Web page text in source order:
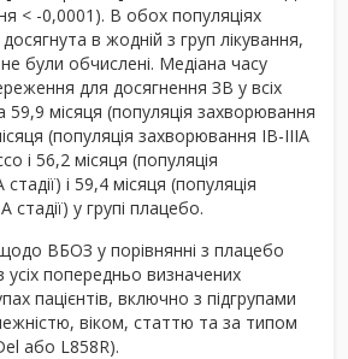
< -0,0001). В обох популяціях
в жодній з груп лікування,
були обчислені. Медіана часу
для досягнення ЗВ у всіх
59,9 місяця (популяція захворювання
(популяція захворювання IB-IIІА
і 56,2 місяця (популяція
і 59,4 місяця (популяція
у групі плацебо.
ВБОЗ у порівнянні з плацебо
попередньо визначених
пацієнтів, включно з підгрупами
віком, статтю та за типом
або L858R).